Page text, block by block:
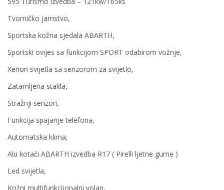
Tvorničko jamstvo,
Sportska kožna sjedala ABARTH,
Sportski ovijes sa funkcijom SPORT odabirom vožnje,
Xenon svijetla sa senzorom za svijetlo,
Zatamljena stakla,
Stražnji senzori,
Funkcija spajanje telefona,
Automatska klima,
Alu kotači ABARTH izvedba R17 ( Pirelli ljetne gume )
Led svijetla,
Kožni multifunkcijonalni volan,